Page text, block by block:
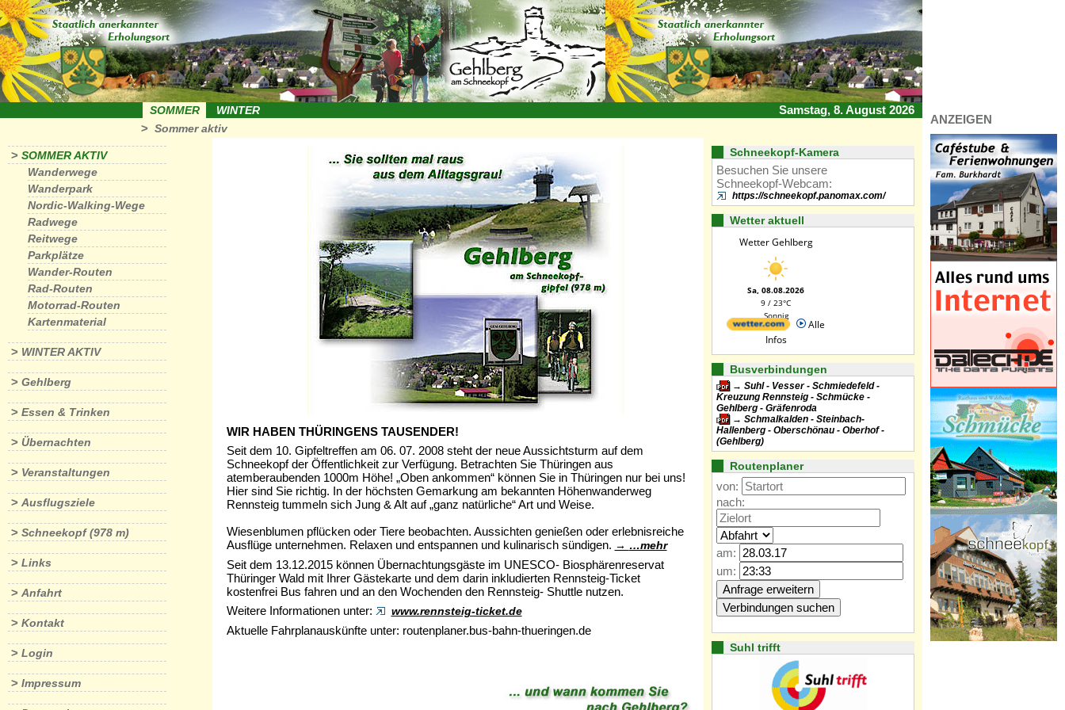
SOMMER WINTER
Samstag, 8. August 2026
> Sommer aktiv
> SOMMER AKTIV
Wanderwege
Wanderpark
Nordic-Walking-Wege
Radwege
Reitwege
Parkplätze
Wander-Routen
Rad-Routen
Motorrad-Routen
Kartenmaterial
> WINTER AKTIV
> Gehlberg
> Essen & Trinken
> Übernachten
> Veranstaltungen
> Ausflugsziele
> Schneekopf (978 m)
> Links
> Anfahrt
> Kontakt
> Login
> Impressum
WIR HABEN THÜRINGENS TAUSENDER!
Seit dem 10. Gipfeltreffen am 06. 07. 2008 steht der neue Aussichtsturm auf dem
Schneekopf der Öffentlichkeit zur Verfügung. Betrachten Sie Thüringen aus
atemberaubenden 1000m Höhe! „Oben ankommen“ können Sie in Thüringen nur bei uns!
Hier sind Sie richtig. In der höchsten Gemarkung am bekannten Höhenwanderweg
Rennsteig tummeln sich Jung & Alt auf „ganz natürliche“ Art und Weise.
Wiesenblumen pflücken oder Tiere beobachten. Aussichten genießen oder erlebnisreiche
Ausflüge unternehmen. Relaxen und entspannen und kulinarisch sündigen.
…mehr
Seit dem 13.12.2015 können Übernachtungsgäste im UNESCO- Biosphärenreservat
Thüringer Wald mit Ihrer Gästekarte und dem darin inkludierten Rennsteig-Ticket
kostenfrei Bus fahren und an den Wochenden den Rennsteig- Shuttle nutzen.
Weitere Informationen unter:
www.rennsteig-ticket.de
Aktuelle Fahrplanauskünfte unter: routenplaner.bus-bahn-thueringen.de
Schneekopf-Kamera
Besuchen Sie unsere
Schneekopf-Webcam:
https://schneekopf.panomax.com/
Wetter aktuell
Wetter Gehlberg
Sa, 08.08.2026
9 / 23°C
Sonnig
Alle
Infos
Busverbindungen
Suhl - Vesser - Schmiedefeld -
Kreuzung Rennsteig - Schmücke -
Gehlberg - Gräfenroda
Schmalkalden - Steinbach-
Hallenberg - Oberschönau - Oberhof -
(Gehlberg)
Routenplaner
von:
nach:
am:
um:
Suhl trifft
ANZEIGEN